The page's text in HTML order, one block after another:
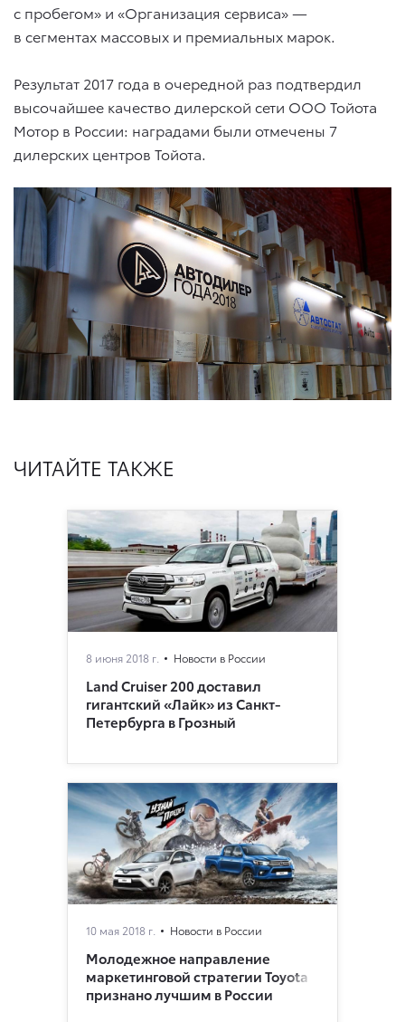
с пробегом» и «Организация сервиса» —
в сегментах массовых и премиальных марок.
Результат 2017 года в очередной раз подтвердил
высочайшее качество дилерской сети ООО Тойота
Мотор в России: наградами были отмечены 7
дилерских центров Тойота.
ЧИТАЙТЕ ТАКЖЕ
8 июня 2018 г. Новости в России
Land Cruiser 200 доставил
гигантский «Лайк» из Санкт-
Петербурга в Грозный
10 мая 2018 г. Новости в России
Молодежное направление
маркетинговой стратегии Toyota
признано лучшим в России